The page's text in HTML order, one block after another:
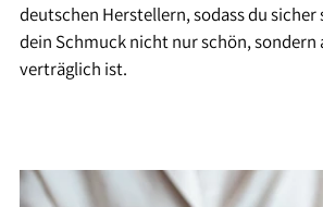
deutschen Herstellern, sodass du sicher
dein Schmuck nicht nur schön, sondern
verträglich ist.